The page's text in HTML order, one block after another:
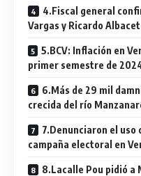
4.Fiscal general
Vargas y Ricardo
5.BCV: Inflación en
primer semestre de
6.Más de 29 mil
crecida del río
7.Denunciaron el uso
campaña electoral en
8.Lacalle Pou pidió a